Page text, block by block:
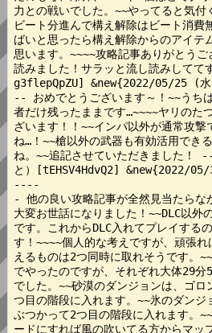
力との戦いでした。~~やってると気付
ビート分進んで構え解除はビート消費
ばいと思ったら構え解除からのアイテ
思います。~~~~攻略記事ありがとう
読みました！サラッと流し読みして
g3flepQpZU] &new{2022/05/25 (
-- おめでとうございます～！~~うち
者だけ残ったままです…~~~~ヤリのた
ざいます！！~~インパ以外が通常攻撃
ね…！~~槍以外の武器も有効活用でき
ね。~~追記させていただきました！
と）[tEHSV4HdvQ2] &new{2022/
----
- 他の良い攻略記事が全然見当たらな
大変お世話になりました！~~DLC以外
です。これからDLC入れてプレイする
す！~~~~個人的な考えですが、頑張
えるものは2つ同時に取れそうです。
でやったのですが、それぞれ大体29
でした。~~砂漠のダンジョンは、ゴロ
つ目の階段に入れます。~~氷のダンジ
ぶつかって2つ目の階段に入れます。
ードにすれば風の吹いてる方からマッ